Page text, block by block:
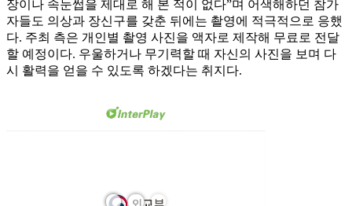
장이나 속눈썹을 제대로 해 본 적이 없다”며 어색해하던 참가
자들도 의상과 장신구를 갖춘 뒤에는 촬영에 적극적으로 응했
다. 주최 측은 개인별 촬영 사진을 액자로 제작해 무료로 전달
할 예정이다. 우울하거나 무기력할 때 자신의 사진을 보며 다
시 활력을 얻을 수 있도록 하겠다는 취지다.